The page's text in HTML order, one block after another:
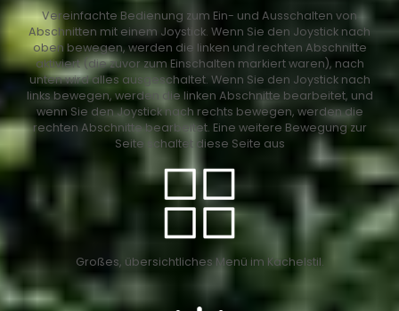
Vereinfachte Bedienung zum Ein- und Ausschalten von
Abschnitten mit einem Joystick. Wenn Sie den Joystick nach
oben bewegen, werden die linken und rechten Abschnitte
aktiviert (die zuvor zum Einschalten markiert waren), nach
unten wird alles ausgeschaltet. Wenn Sie den Joystick nach
links bewegen, werden die linken Abschnitte bearbeitet, und
wenn Sie den Joystick nach rechts bewegen, werden die
rechten Abschnitte bearbeitet. Eine weitere Bewegung zur
Seite schaltet diese Seite aus
Großes, übersichtliches Menü im Kachelstil.